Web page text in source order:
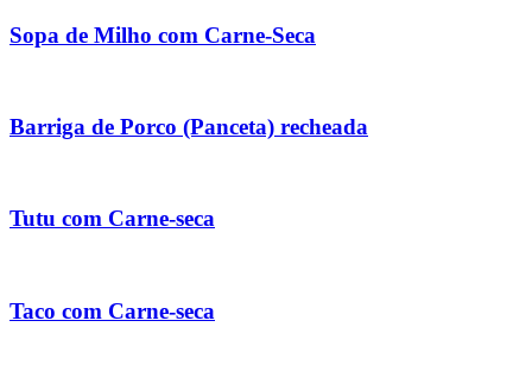
Sopa de Milho com Carne-Seca
Barriga de Porco (Panceta) recheada
Tutu com Carne-seca
Taco com Carne-seca